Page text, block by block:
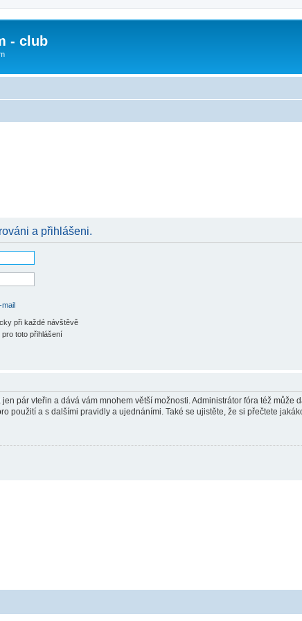
- club
a přihlášeni.
při každé návštěvě
toto přihlášení
pár vteřin a dává vám mnohem větší možnosti. Administrátor fóra též
použití a s dalšími pravidly a ujednáními. Také se ujistěte, že si přečtete